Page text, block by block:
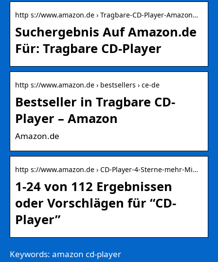
http s://www.amazon.de › Tragbare-CD-Player-Amazon…
Suchergebnis Auf Amazon.de
Für: Tragbare CD-Player
http s://www.amazon.de › bestsellers › ce-de
Bestseller in Tragbare CD-
Player – Amazon
Amazon.de
http s://www.amazon.de › CD-Player-4-Sterne-mehr-Mi…
1-24 von 112 Ergebnissen
oder Vorschlägen für “CD-
Player”
Keywords: amazon cd-player